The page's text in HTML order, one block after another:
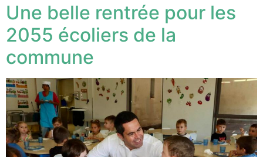
Une belle rentrée pour les
2055 écoliers de la
commune